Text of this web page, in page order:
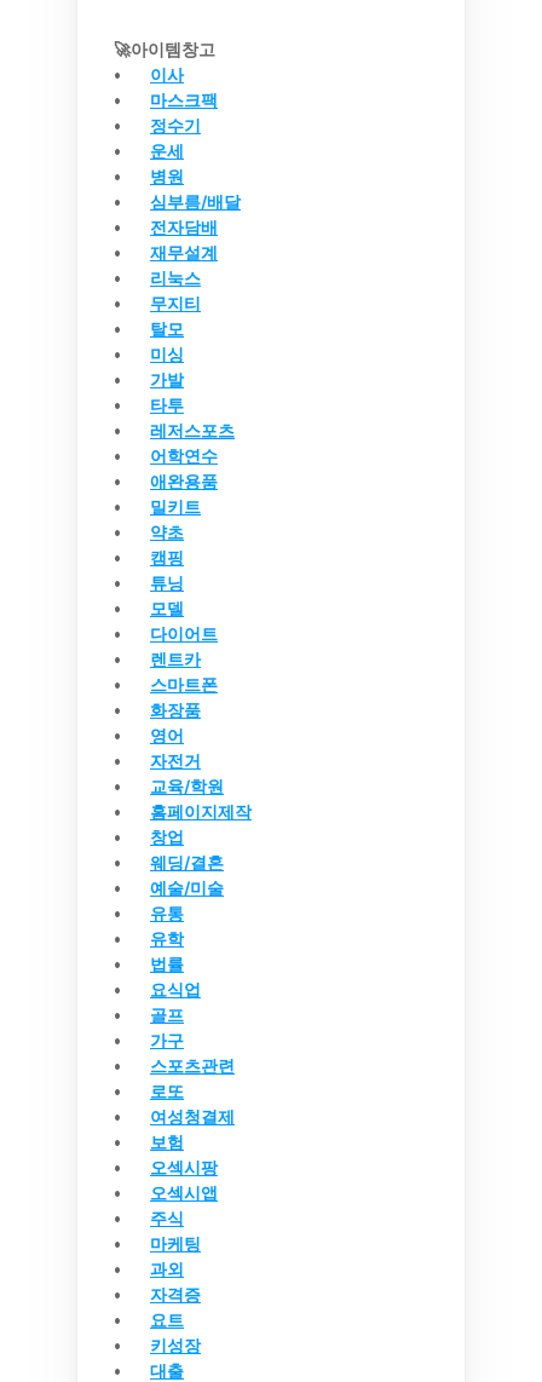
🚀아이템창고
이사
마스크팩
정수기
운세
병원
심부름/배달
전자담배
재무설계
리눅스
무지티
탈모
미싱
가발
타투
레저스포츠
어학연수
애완용품
밀키트
약초
캠핑
튜닝
모델
다이어트
렌트카
스마트폰
화장품
영어
자전거
교육/학원
홈페이지제작
창업
웨딩/결혼
예술/미술
유통
유학
법률
요식업
골프
가구
스포츠관련
로또
여성청결제
보험
오섹시팡
오섹시앱
주식
마케팅
과외
자격증
요트
키성장
대출